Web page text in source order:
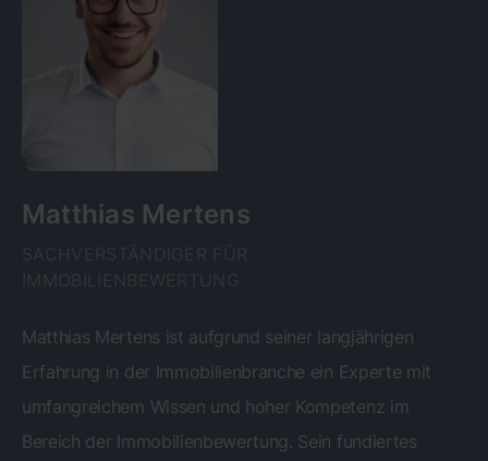
Matthias Mertens
Matthias Mertens ist aufgrund seiner langjährigen
Erfahrung in der Immobilienbranche ein Experte mit
umfangreichem Wissen und hoher Kompetenz im
Bereich der Immobilienbewertung. Sein fundiertes